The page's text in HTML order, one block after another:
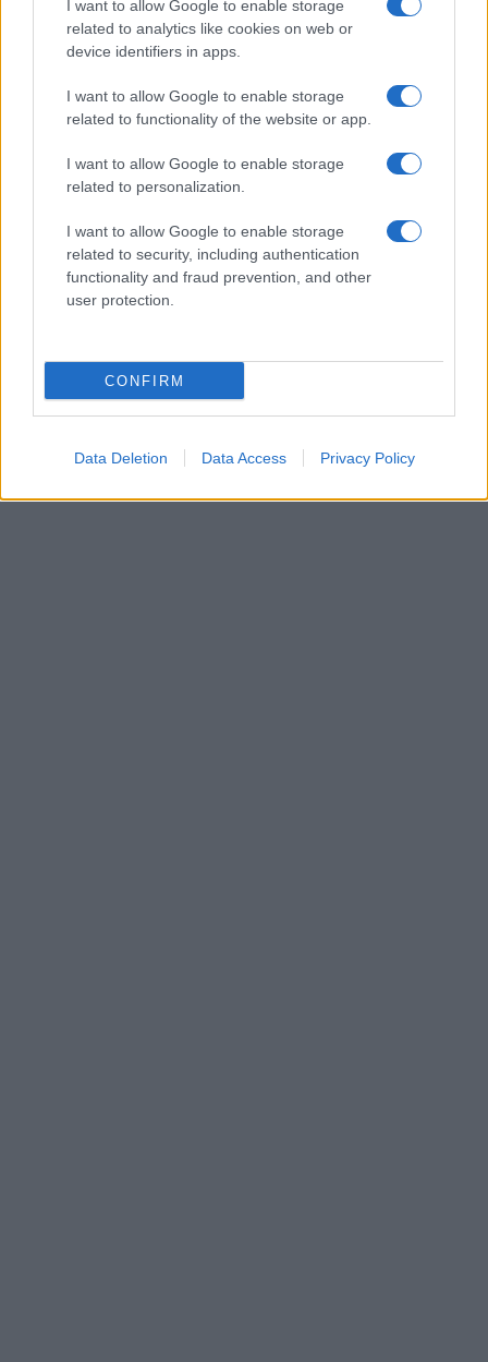
I want to allow Google to enable storage
related to analytics like cookies on web or
device identifiers in apps.
I want to allow Google to enable storage
related to functionality of the website or app.
I want to allow Google to enable storage
related to personalization.
I want to allow Google to enable storage
related to security, including authentication
functionality and fraud prevention, and other
user protection.
CONFIRM
Data Deletion Data Access Privacy Policy